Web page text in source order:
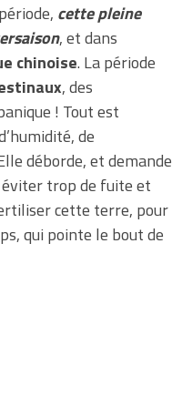
cette pleine
, et dans
chinoise. La période
, des
! Tout est
de
déborde, et demande
trop de fuite et
cette terre, pour
qui pointe le bout de